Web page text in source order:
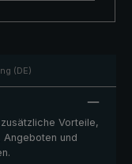
lässt sich
(DE)
Vorteile,
Angeboten und